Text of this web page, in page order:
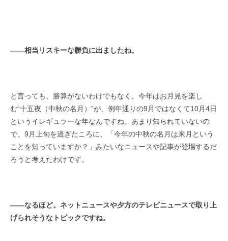
――相当リスキーな勝負に出ましたね。
と言っても、勝算がないわけでもなく。今年はお月見を楽し
む“十五夜（中秋の名月）”が、例年通りの9月ではなくて10月4日
というイレギュラーな年なんですね。あまり知られていないの
で、9月上旬を過ぎたころに、「今年の中秋の名月は来月という
ことを知っていますか？」みたいなニュースや記事が登場するだ
ろうと考えたわけです。
――なるほど。ネットニュースや夕方のテレビニュースで取り上
げられそうなトピックですね。